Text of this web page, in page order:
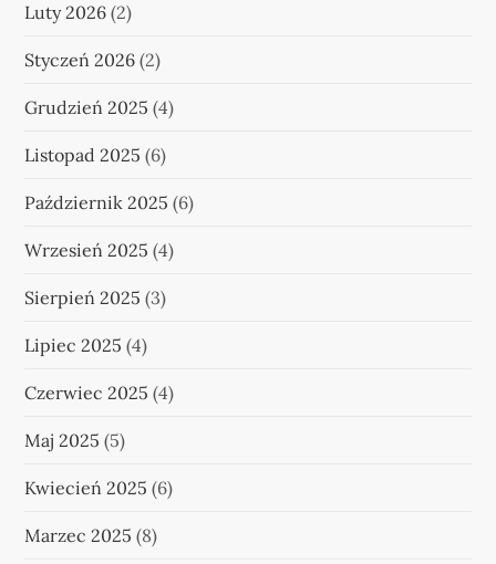
Luty 2026 (2)
Styczeń 2026 (2)
Grudzień 2025 (4)
Listopad 2025 (6)
Październik 2025 (6)
Wrzesień 2025 (4)
Sierpień 2025 (3)
Lipiec 2025 (4)
Czerwiec 2025 (4)
Maj 2025 (5)
Kwiecień 2025 (6)
Marzec 2025 (8)